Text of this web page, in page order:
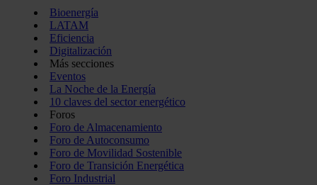
Bioenergía
LATAM
Eficiencia
Digitalización
Más secciones
Eventos
La Noche de la Energía
10 claves del sector energético
Foros
Foro de Almacenamiento
Foro de Autoconsumo
Foro de Movilidad Sostenible
Foro de Transición Energética
Foro Industrial